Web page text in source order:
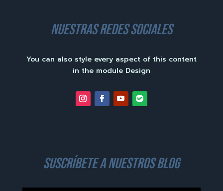
nuestras redes sociales
You can also style every aspect of this content
in the module Design
suscríbete a nuestros blog